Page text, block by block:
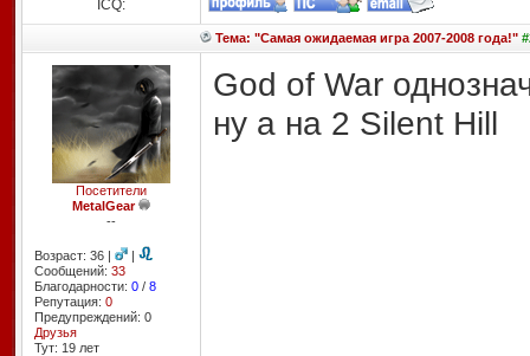
ICQ:
Тема: "Самая ожидаемая игра 2007-2008 года!"
Посетители
MetalGear
--
Возраст: 36 |
|
Сообщений: 33
Благодарности: 0/ 8
Репутация: 0
Предупреждений: 0
Друзья
Тут: 19 лет
God of War
ну а на 2 Silent Hill